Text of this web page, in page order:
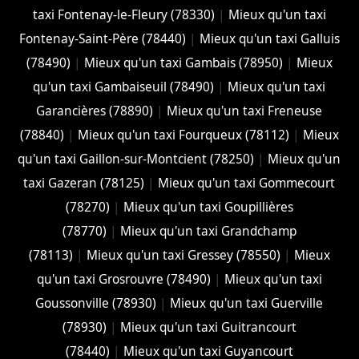
taxi Fontenay-le-Fleury (78330) | Mieux qu'un taxi
Fontenay-Saint-Père (78440) | Mieux qu'un taxi Galluis
(78490) | Mieux qu'un taxi Gambais (78950) | Mieux
qu'un taxi Gambaiseuil (78490) | Mieux qu'un taxi
Garancières (78890) | Mieux qu'un taxi Freneuse
(78840) | Mieux qu'un taxi Fourqueux (78112) | Mieux
qu'un taxi Gaillon-sur-Montcient (78250) | Mieux qu'un
taxi Gazeran (78125) | Mieux qu'un taxi Gommecourt
(78270) | Mieux qu'un taxi Goupillières
(78770) | Mieux qu'un taxi Grandchamp
(78113) | Mieux qu'un taxi Gressey (78550) | Mieux
qu'un taxi Grosrouvre (78490) | Mieux qu'un taxi
Goussonville (78930) | Mieux qu'un taxi Guerville
(78930) | Mieux qu'un taxi Guitrancourt
(78440) | Mieux qu'un taxi Guyancourt